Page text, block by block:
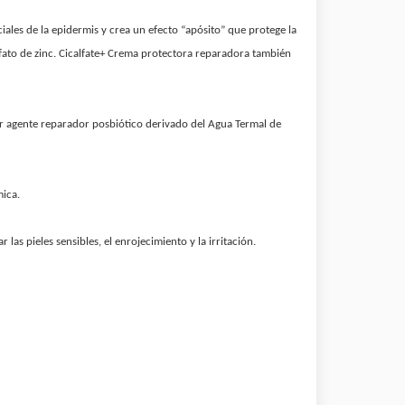
de la epidermis y crea un efecto “apósito” que protege la
de zinc. Cicalfate+ Crema protectora reparadora también
reparador posbiótico derivado del Agua Termal de
las pieles sensibles, el enrojecimiento y la irritación.